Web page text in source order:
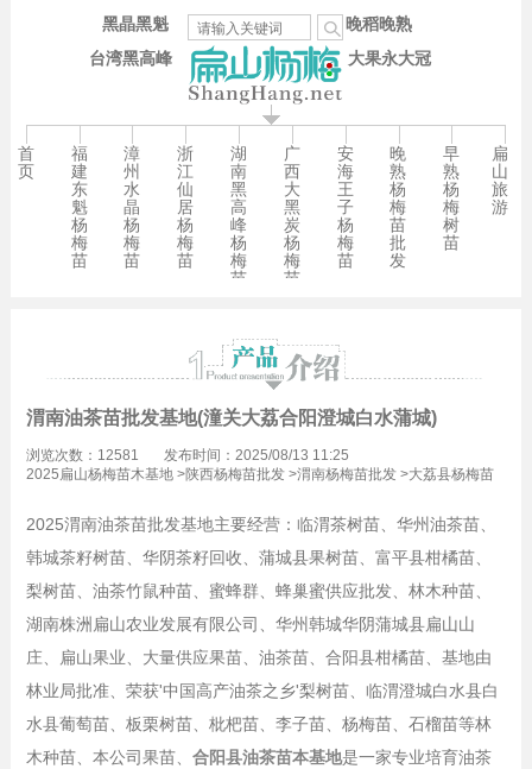
台湾黑高峰
晚稻晚熟
大果永大冠
黑晶黑魁
首
页
福
建
东
魁
杨
梅
苗
漳
州
水
晶
杨
梅
苗
浙
江
仙
居
杨
梅
苗
湖
南
黑
高
峰
杨
梅
苗
广
西
大
黑
炭
杨
梅
苗
安
海
王
子
杨
梅
苗
晚
熟
杨
梅
苗
批
发
早
熟
杨
梅
树
苗
扁
山
旅
游
渭南油茶苗批发基地(潼关大荔合阳澄城白水蒲城)
浏览次数：12581
发布时间：2025/08/13 11:25
2025扁山杨梅苗木基地>陕西杨梅苗批发>渭南杨梅苗批发>大荔县杨梅苗
2025渭南油茶苗批发基地主要经营：临渭茶树苗、华州油茶苗、
韩城茶籽树苗、华阴茶籽回收、蒲城县果树苗、富平县柑橘苗、
梨树苗、油茶竹鼠种苗、蜜蜂群、蜂巢蜜供应批发、林木种苗、
湖南株洲扁山农业发展有限公司、华州韩城华阴蒲城县扁山山
庄、扁山果业、大量供应果苗、油茶苗、合阳县柑橘苗、基地由
林业局批准、荣获'中国高产油茶之乡'梨树苗、临渭澄城白水县白
水县葡萄苗、板栗树苗、枇杷苗、李子苗、杨梅苗、石榴苗等林
木种苗、本公司果苗、 合阳县油茶苗本基地是一家专业培育油茶